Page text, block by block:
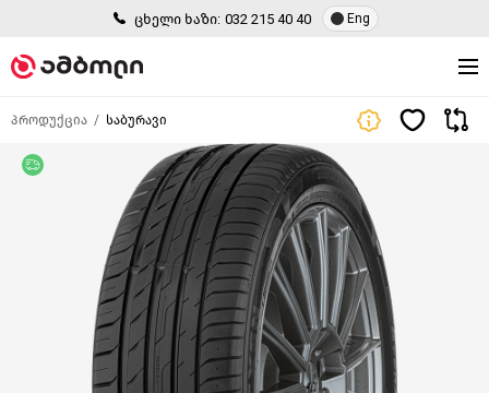
ცხელი ხაზი: 032 215 40 40 Eng
პროდუქცია საბურავი